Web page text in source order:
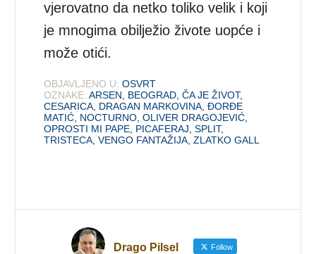
vjerovatno da netko toliko velik i koji
je mnogima obilježio živote uopće i
može otići.
OBJAVLJENO U: OSVRT
OZNAKE: ARSEN BEOGRAD ,ČA JE ŽIVOT,
CESARICA DRAGAN MARKOVINA ,ĐORĐE
MATIĆ NOCTURNO ,OLIVER DRAGOJEVIĆ
OPROSTI MI PAPE PICAFERAJ ,SPLIT,
TRISTECA ,VENGO FANTAŽIJA ,ZLATKO GALL
Drago Pilsel Follow